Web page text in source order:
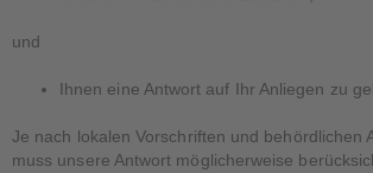
und
Ihnen eine Antwort auf Ihr Anliegen zu
Je nach lokalen Vorschriften und behördlichen
muss unsere Antwort möglicherweise